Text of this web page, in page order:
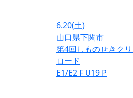
6.20(土)
山口県下関市
第4回しものせきク
ロード
E1/E2 F U19 P